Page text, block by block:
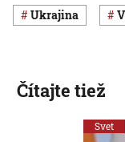
Ukrajina
Čítajte tiež
Svet